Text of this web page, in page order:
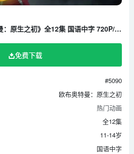
中文动画片《欧布奥特曼：原生之初》全12集 国语中字 720P/MKV/2.3G 百度云网盘下载
免费下载
#5090
欧布奥特曼：原生之初
热门动画
全12集
11-14岁
国语中字